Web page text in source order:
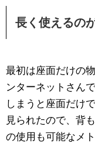
長く使えるの
最初は座面だけの
ンターネットさん
しまうと座面だけ
見られたので、背
の使用も可能なメ